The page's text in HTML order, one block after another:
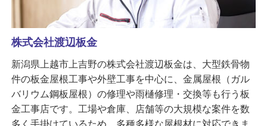
株式会社渡辺板金
新潟県上越市上吉野の株式会社渡辺板金は、大型鉄骨物
件の板金屋根工事や外壁工事を中心に、金属屋根（ガル
バリウム鋼板屋根）の修理や雨樋修理・交換等も行う板
金工事店です。工場や倉庫、店舗等の大規模な案件を数
多く手掛けているため、多種多様な屋根材に対応できま